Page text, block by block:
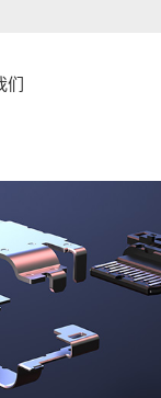
们